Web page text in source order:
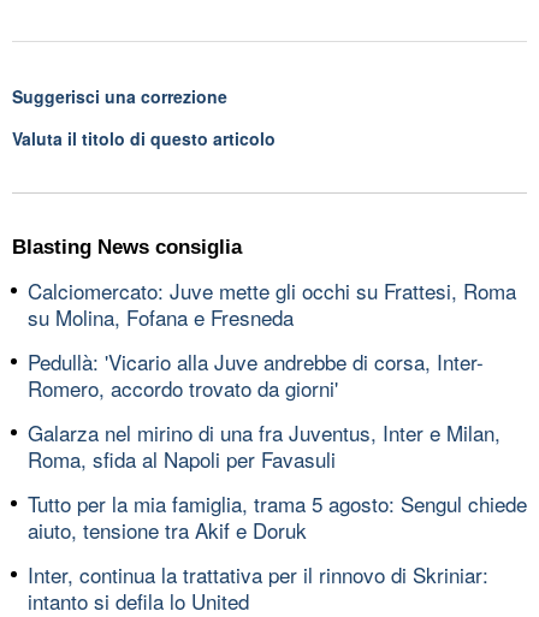
Suggerisci una correzione
Valuta il titolo di questo articolo
Blasting News consiglia
Calciomercato: Juve mette gli occhi su Frattesi, Roma
su Molina, Fofana e Fresneda
Pedullà: 'Vicario alla Juve andrebbe di corsa, Inter-
Romero, accordo trovato da giorni'
Galarza nel mirino di una fra Juventus, Inter e Milan,
Roma, sfida al Napoli per Favasuli
Tutto per la mia famiglia, trama 5 agosto: Sengul chiede
aiuto, tensione tra Akif e Doruk
Inter, continua la trattativa per il rinnovo di Skriniar:
intanto si defila lo United